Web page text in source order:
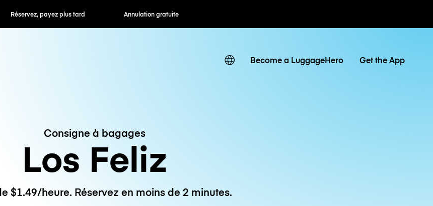
plus tard Annulation gratuite Tarifs horaires / journaliers
Become a LuggageHero Get the App
Consigne à bagages
Los Feliz
$1.49/heure. Réservez en moins de 2 minutes.